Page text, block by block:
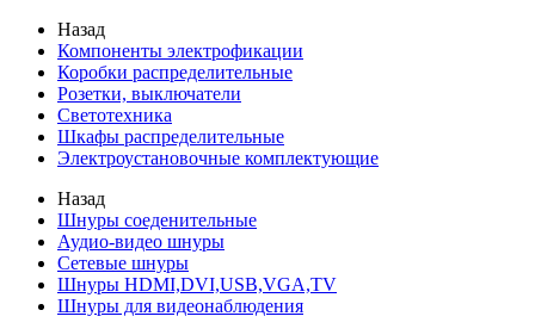
Назад
Компоненты электрофикации
Коробки распределительные
Розетки, выключатели
Светотехника
Шкафы распределительные
Электроустановочные комплектующие
Назад
Шнуры соеденительные
Аудио-видео шнуры
Сетевые шнуры
Шнуры HDMI,DVI,USB,VGA,TV
Шнуры для видеонаблюдения